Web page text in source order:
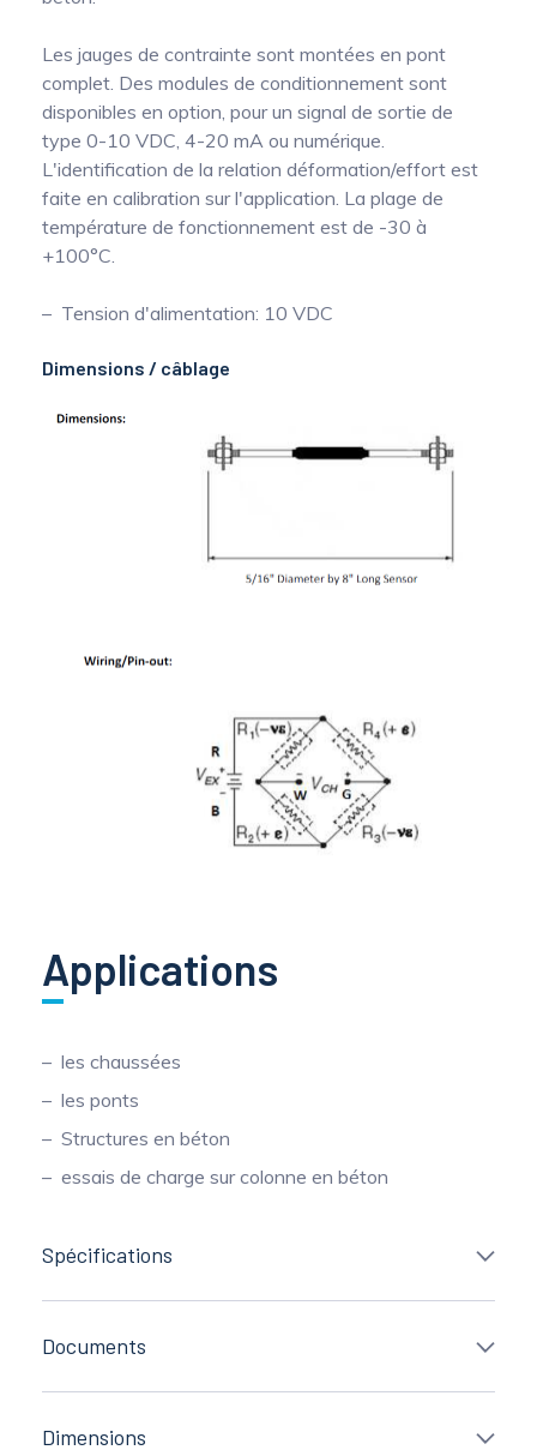
Les jauges de contrainte sont montées en pont
complet. Des modules de conditionnement sont
disponibles en option, pour un signal de sortie de
type 0-10 VDC, 4-20 mA ou numérique.
L'identification de la relation déformation/effort est
faite en calibration sur l'application. La plage de
température de fonctionnement est de -30 à
+100°C.
Tension d'alimentation: 10 VDC
Dimensions / câblage
Applications
les chaussées
les ponts
Structures en béton
essais de charge sur colonne en béton
Spécifications
Documents
Dimensions